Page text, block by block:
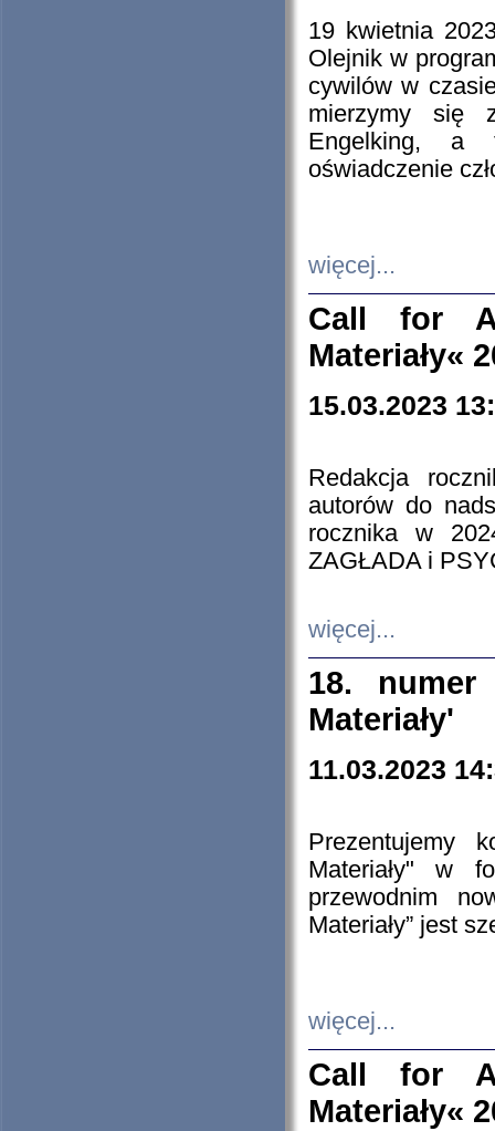
19 kwietnia
Olejnik w
cywilów w
mierzymy się
Engelking, a
oświadczenie
więcej...
Call for
Materiały«
15.03.2023
Redakcja
autorów do
rocznika w
ZAGŁADA i
więcej...
18. numer
Materiały'
11.03.2023
Prezentujemy
Materiały" w
przewodnim
Materiały” jest
więcej...
Call for
Materiały«